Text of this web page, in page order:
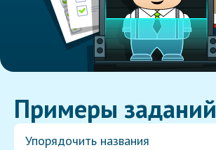
Примеры заданий
Упорядочить названия